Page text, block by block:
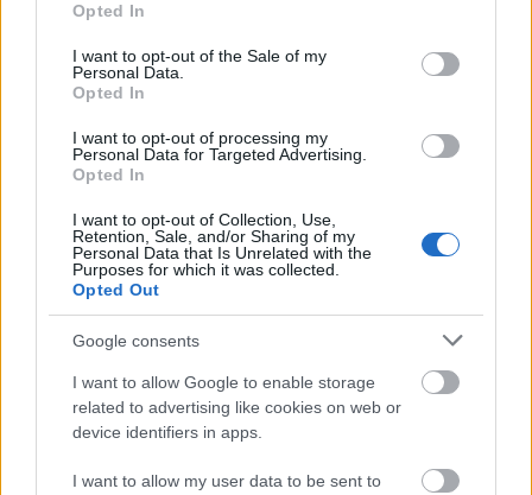
use your data for below specified purposes in below Google
consent section.
Opted In
I want to opt-out of the Sale of my
Personal Data.
Opted In
I want to opt-out of processing my
Personal Data for Targeted Advertising.
Opted In
I want to opt-out of Collection, Use,
Retention, Sale, and/or Sharing of my
Personal Data that Is Unrelated with the
Purposes for which it was collected.
Opted Out
Google consents
I want to allow Google to enable storage
related to advertising like cookies on web or
device identifiers in apps.
I want to allow my user data to be sent to
トロールのボスと対峙するブラック ナイフの装甲をまと
ったターニッシュドのアニメ スタイルのファンアー
画像をクリックまたはタップすると、詳細と高解像度が
表示されます。